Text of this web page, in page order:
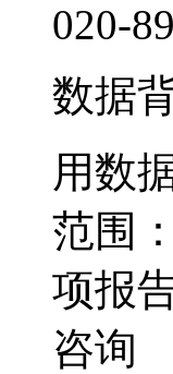
020-
数据
用数
范围
项报
咨询